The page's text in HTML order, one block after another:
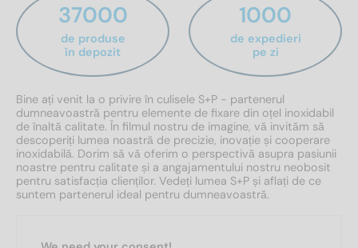
37000
de produse
în depozit
1000
de expedieri
pe zi
Bine ați venit la o privire în culisele S+P - partenerul
dumneavoastră pentru elemente de fixare din oțel inoxidabil
de înaltă calitate. În filmul nostru de imagine, vă invităm să
descoperiți lumea noastră de precizie, inovație și cooperare
inoxidabilă. Dorim să vă oferim o perspectivă asupra pasiunii
noastre pentru calitate și a angajamentului nostru neobosit
pentru satisfacția clienților. Vedeți lumea S+P și aflați de ce
suntem partenerul ideal pentru dumneavoastră.